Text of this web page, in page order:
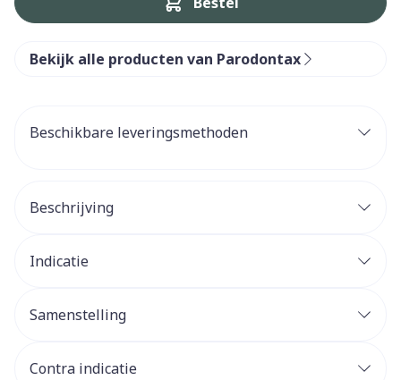
Bekijk alle producten van Parodontax
Beschikbare leveringsmethoden
Beschrijving
Indicatie
Samenstelling
Contra indicatie